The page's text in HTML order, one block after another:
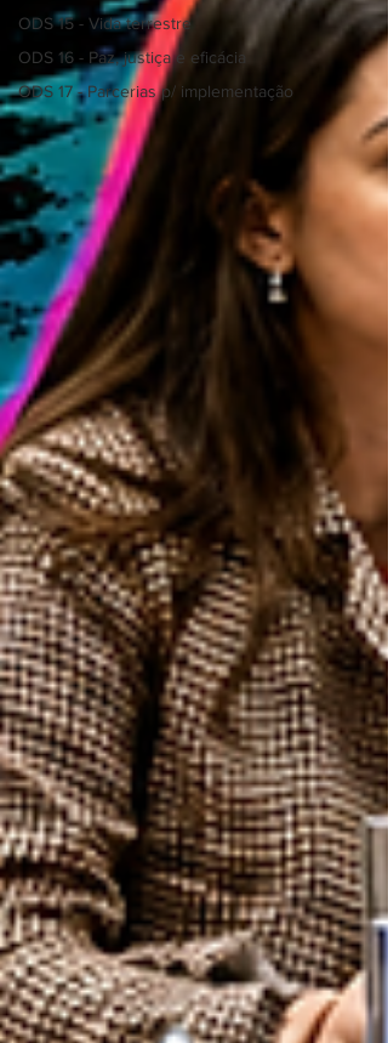
ODS 15 - Vida terrestre
ODS 16 - Paz, justiça e eficácia
ODS 17 - Parcerias p/ implementação